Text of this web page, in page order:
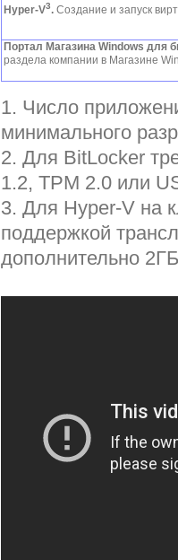
Hyper-V3. Создание и запуск
Портал Магазина Windows для
раздела компании в Магазине
1. Число
минимального
2. Для BitLocker
1.2, TPM 2.0 или
3. Для Hyper-V на
поддержкой
дополнительно